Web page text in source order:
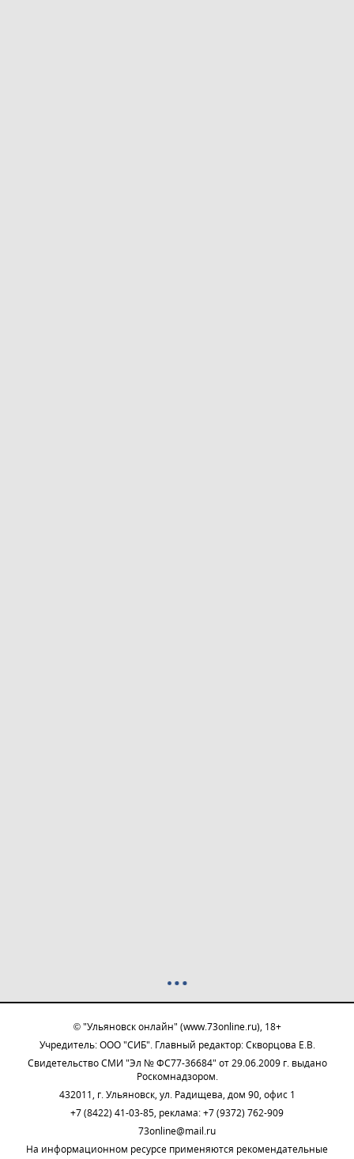
© "Ульяновск онлайн" (www.73online.ru), 18+
Учредитель: ООО "СИБ". Главный редактор: Скворцова Е.В.
Свидетельство СМИ "Эл № ФС77-36684" от 29.06.2009 г. выдано
Роскомнадзором.
432011, г. Ульяновск, ул. Радищева, дом 90, офис 1
+7 (8422) 41-03-85, реклама: +7 (9372) 762-909
73online@mail.ru
На информационном ресурсе применяются рекомендательные